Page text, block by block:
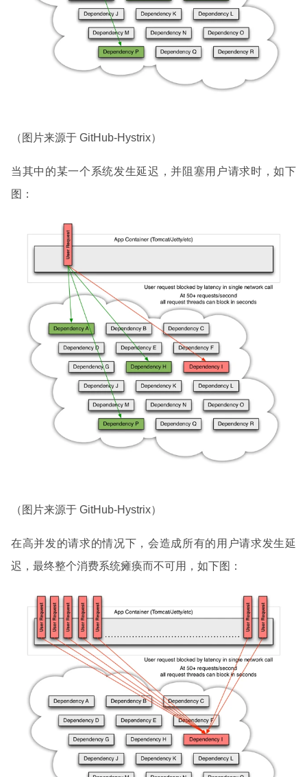
（图片来源于 GitHub-Hystrix）
当其中的某一个系统发生延迟，并阻塞用户请求时，如下
图：
（图片来源于 GitHub-Hystrix）
在高并发的请求的情况下，会造成所有的用户请求发生延
迟，最终整个消费系统瘫痪而不可用，如下图：